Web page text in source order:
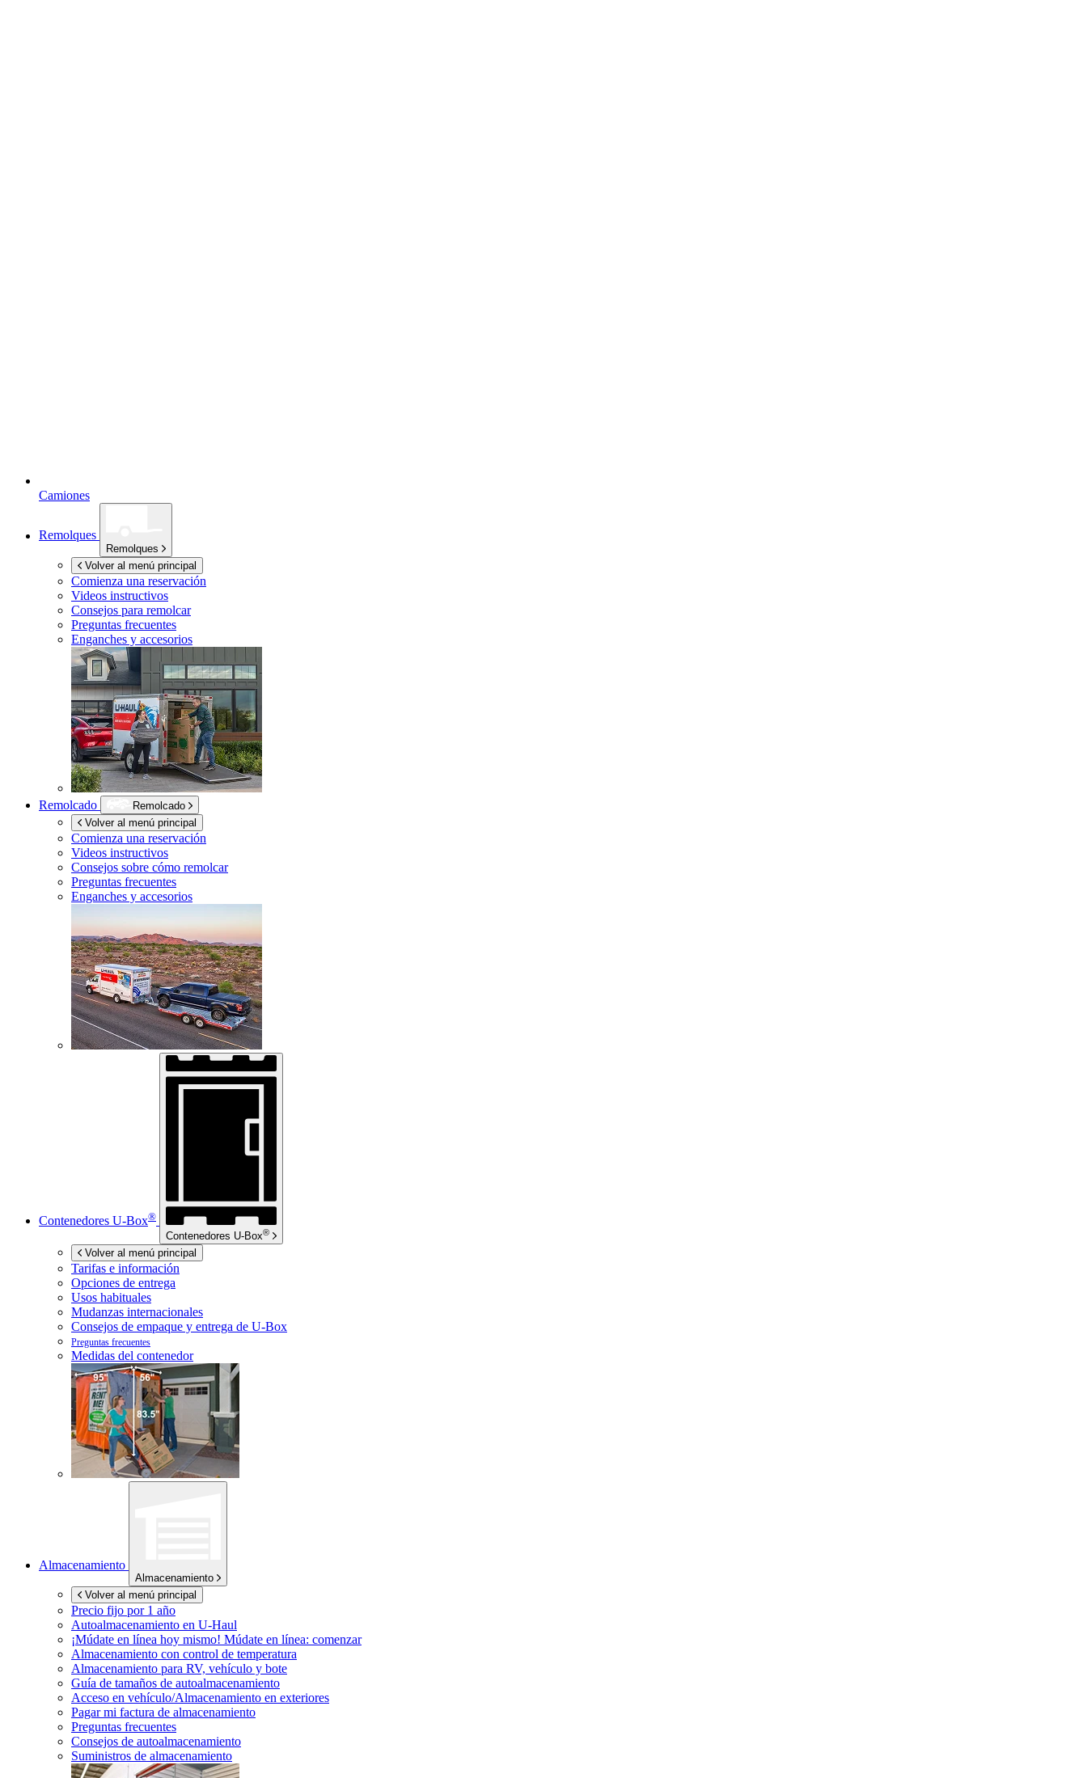
Camiones
Remolques
Remolques
Volver al menú principal
Comienza una reservación
Videos instructivos
Consejos para remolcar
Preguntas frecuentes
Enganches y accesorios
Remolcado
Remolcado
Volver al menú principal
Comienza una reservación
Videos instructivos
Consejos sobre cómo remolcar
Preguntas frecuentes
Enganches y accesorios
Contenedores U-Box®
Contenedores U-Box®
Volver al menú principal
Tarifas e información
Opciones de entrega
Usos habituales
Mudanzas internacionales
Consejos de empaque y entrega de U-Box
Preguntas frecuentes
Medidas del contenedor
Almacenamiento
Almacenamiento
Volver al menú principal
Precio fijo por 1 año
Autoalmacenamiento en U-Haul
¡Múdate en línea hoy mismo! Múdate en línea: comenzar
Almacenamiento con control de temperatura
Almacenamiento para RV, vehículo y bote
Guía de tamaños de autoalmacenamiento
Acceso en vehículo/Almacenamiento en exteriores
Pagar mi factura de almacenamiento
Preguntas frecuentes
Consejos de autoalmacenamiento
Suministros de almacenamiento